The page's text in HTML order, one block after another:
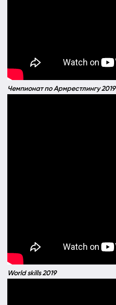
Чемпионат по Армрестлингу 2019
World skills 2019